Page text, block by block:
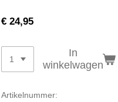
€ 24,95
In
winkelwagen
Artikelnummer: